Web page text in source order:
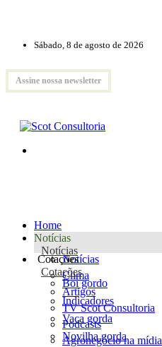
Sábado, 8 de agosto de 2026
Assine nossa newsletter
Home
Notícias
Notícias
Notícias
Clima
Artigos
TV Scot Consultoria
Podcasts
Agronegócio na mídia
Cotações
Cotações
Boi gordo
Indicadores
Vaca gorda
Novilha gorda